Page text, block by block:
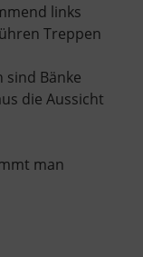
links
Treppen
sind Bänke
die Aussicht
man